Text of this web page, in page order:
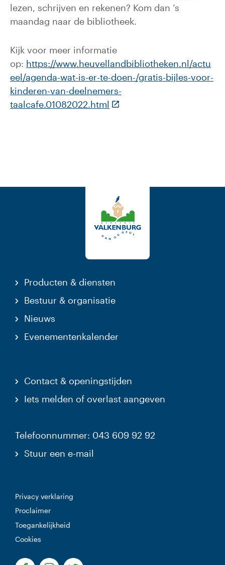
lezen, schrijven en rekenen? Kom dan ‘s
maandag naar de bibliotheek.
Kijk voor meer informatie
op: https://www.heuvellandbibliotheken.nl/actu
eel/agenda-wat-is-er-te-doen-/gratis-bijles-voor-
kinderen-van-deelnemers-
taalcafe.01082022.html (Deze link gaat naar een
Producten & diensten
Bestuur & organisatie
Nieuws
Evenementenkalender
Contact & openingstijden
Iets melden of overlast aangeven
Telefoonnummer: 043 609 92 92
Stuur een e-mail
Privacy verklaring
Proclaimer
Toegankelijkheid
Cookies